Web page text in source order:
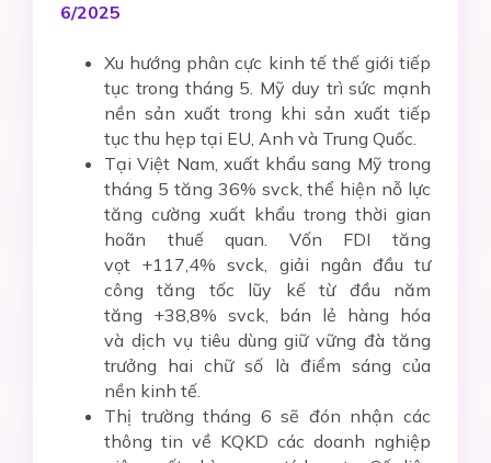
6/2025
Xu hướng phân cực kinh tế thế giới tiếp
tục trong tháng 5. Mỹ duy trì sức mạnh
nền sản xuất trong khi sản xuất tiếp
tục thu hẹp tại EU, Anh và Trung Quốc.
Tại Việt Nam, xuất khẩu sang Mỹ trong
tháng 5 tăng 36% svck, thể hiện nỗ lực
tăng cường xuất khẩu trong thời gian
hoãn thuế quan. Vốn FDI tăng
vọt +117,4% svck, giải ngân đầu tư
công tăng tốc lũy kế từ đầu năm
tăng +38,8% svck, bán lẻ hàng hóa
và dịch vụ tiêu dùng giữ vững đà tăng
trưởng hai chữ số là điểm sáng của
nền kinh tế.
Thị trường tháng 6 sẽ đón nhận các
thông tin về KQKD các doanh nghiệp